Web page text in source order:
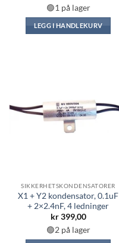
🟢1 på lager
LEGG I HANDLEKURV
SIKKERHETSKONDENSATORER
X1 + Y2 kondensator, 0.1uF
+ 2×2.4nF, 4 ledninger
kr399,00
🟢2 på lager